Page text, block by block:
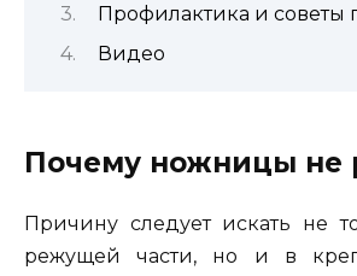
Профилактика и советы
Видео
Почему ножницы не
Причину следует искать не
режущей части, но и в